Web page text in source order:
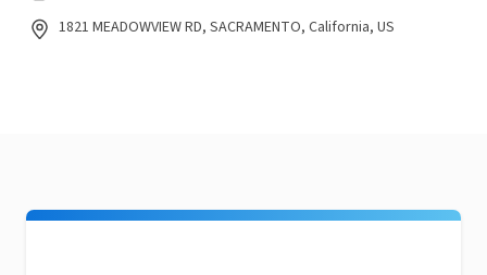
1821 MEADOWVIEW RD, SACRAMENTO, California, US